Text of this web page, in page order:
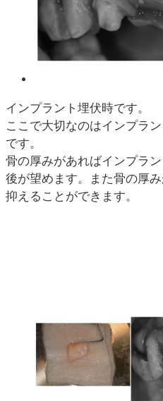
インプラント埋伏時です。
ここで大切なのはインプラ
です。
骨の厚みがあればインプラ
後が望めます。また骨の厚
抑えることができます。